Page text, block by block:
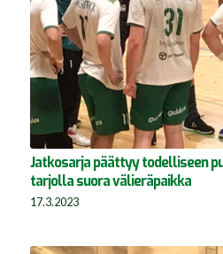
Jatkosarja päättyy todelliseen
tarjolla suora välieräpaikka
17.3.2023